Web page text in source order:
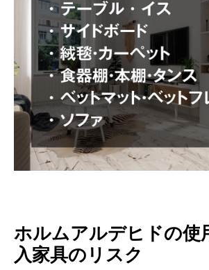
ホルムアルデヒドの使
入家具のリスク